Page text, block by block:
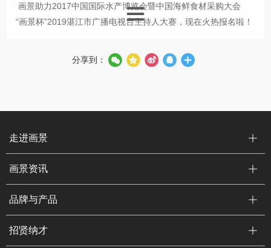
画景助力2017中国国际水产博览会暨中国海鲜食材采购大会
“画景杯”2019湛江市广播电视台主持人大赛，现在火热报名啦！
分享到：
走进画景
画景资讯
品牌与产品
招贤纳才